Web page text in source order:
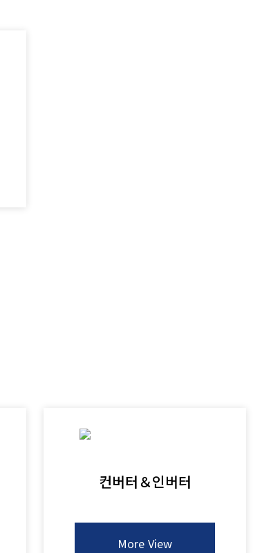
컨버터＆인버터
More View